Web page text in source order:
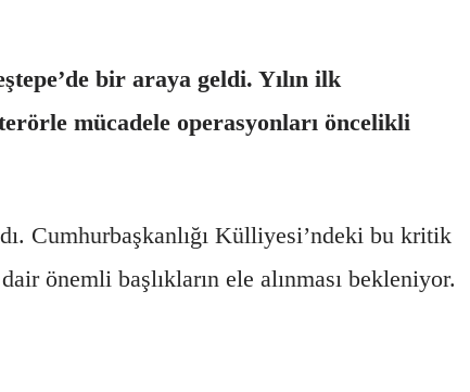
bir araya geldi. Yılın ilk
mücadele operasyonları öncelikli
Cumhurbaşkanlığı Külliyesi’ndeki bu kritik
önemli başlıkların ele alınması bekleniyor.